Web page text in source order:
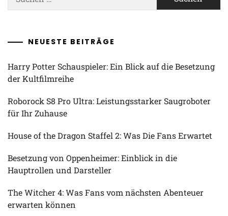
nach:
NEUESTE BEITRÄGE
Harry Potter Schauspieler: Ein Blick auf die Besetzung
der Kultfilmreihe
Roborock S8 Pro Ultra: Leistungsstarker Saugroboter
für Ihr Zuhause
House of the Dragon Staffel 2: Was Die Fans Erwartet
Besetzung von Oppenheimer: Einblick in die
Hauptrollen und Darsteller
The Witcher 4: Was Fans vom nächsten Abenteuer
erwarten können